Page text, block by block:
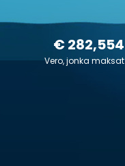
€ 282,554
Vero, jonka maksat